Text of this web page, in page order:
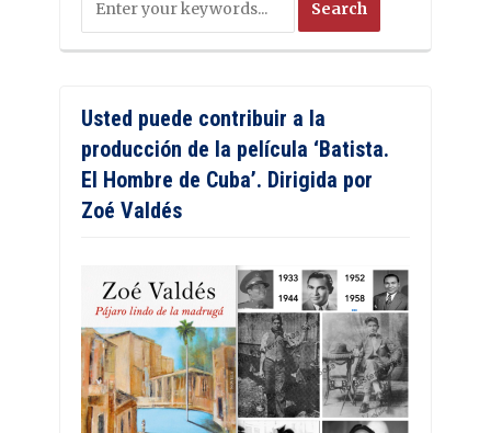
Usted puede contribuir a la
producción de la película ‘Batista.
El Hombre de Cuba’. Dirigida por
Zoé Valdés